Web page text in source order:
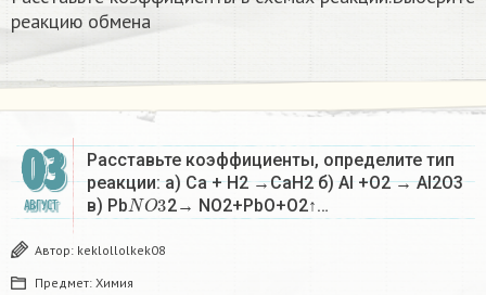
реакцию обмена​
03
АВГУСТ
Расставьте коэффициенты, определите тип
реакции: а) Са + H2 →СаH2 б) Al +O2 → Al2O3
в) PbNO3 2→ NO2+PbO+O2↑…
Автор: keklollolkek08
Предмет: Химия